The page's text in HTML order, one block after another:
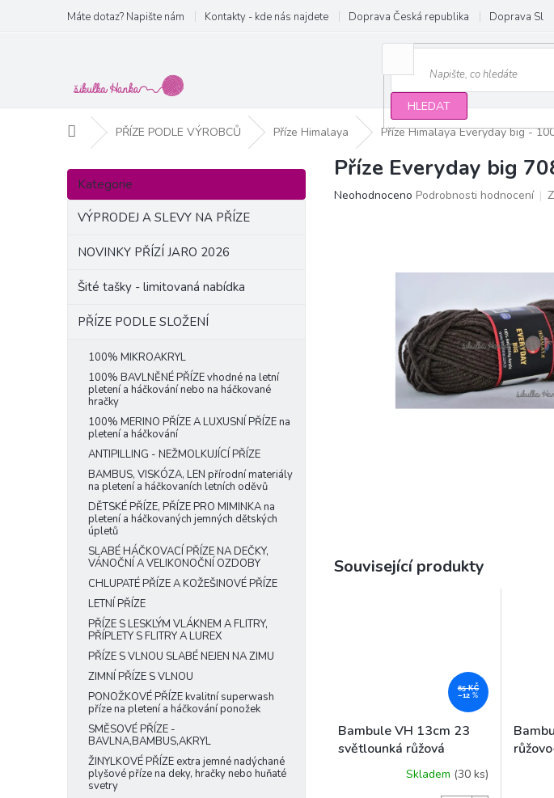
obsah
Máte dotaz? Napište nám Kontakty - kde nás najdete Doprava Česká republika Doprava
HLEDAT
Domů PŘÍZE PODLE VÝROBCŮ Příze Himalaya Příze Himalaya Everyday big -
P
s
Přeskočit
kategorie
Kategorie
VÝPRODEJ A SLEVY NA PŘÍZE
NOVINKY PŘÍZÍ JARO 2026
Šité tašky - limitovaná nabídka
PŘÍZE PODLE SLOŽENÍ
100% MIKROAKRYL
100% BAVLNĚNÉ PŘÍZE vhodné na letní
pletení a háčkování nebo na háčkované
hračky
100% MERINO PŘÍZE A LUXUSNÍ PŘÍZE na
pletení a háčkování
ANTIPILLING - NEŽMOLKUJÍCÍ PŘÍZE
BAMBUS, VISKÓZA, LEN přírodní materiály
na pletení a háčkovaních letních oděvů
DĚTSKÉ PŘÍZE, PŘÍZE PRO MIMINKA na
pletení a háčkovaných jemných dětských
úpletů
SLABÉ HÁČKOVACÍ PŘÍZE NA DEČKY,
VÁNOČNÍ A VELIKONOČNÍ OZDOBY
CHLUPATÉ PŘÍZE A KOŽEŠINOVÉ PŘÍZE
LETNÍ PŘÍZE
PŘÍZE S LESKLÝM VLÁKNEM A FLITRY,
PŘÍPLETY S FLITRY A LUREX
PŘÍZE S VLNOU SLABÉ NEJEN NA ZIMU
ZIMNÍ PŘÍZE S VLNOU
PONOŽKOVÉ PŘÍZE kvalitní superwash
příze na pletení a háčkování ponožek
SMĚSOVÉ PŘÍZE -
BAVLNA,BAMBUS,AKRYL
ŽINYLKOVÉ PŘÍZE extra jemné nadýchané
plyšové příze na deky, hračky nebo huňaté
svetry
Příze Everyday big
Průměrné
Neohodnoceno Podrobnosti hodnocení
Související produkty
65 KČ
–12 %
Bambule VH 13cm 23
světlounká růžová
Skladem (30 ks)